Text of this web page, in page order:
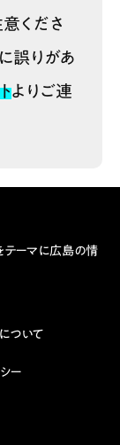
くださ
誤りがあ
よりご連
テーマに広島の情
ついて
ー